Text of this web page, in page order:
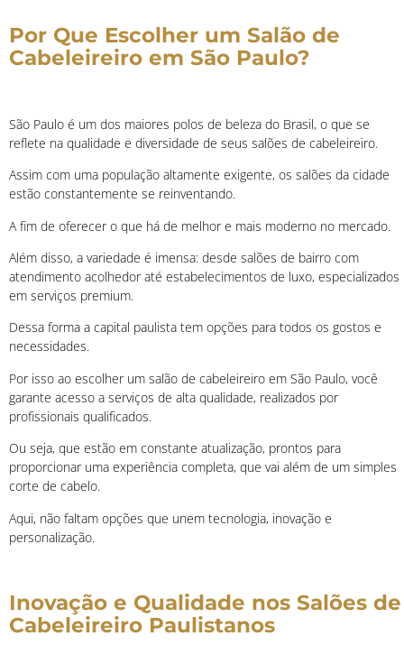
Por Que Escolher um Salão de
Cabeleireiro em São Paulo?
São Paulo é um dos maiores polos de beleza do Brasil, o que se
reflete na qualidade e diversidade de seus salões de cabeleireiro.
Assim com uma população altamente exigente, os salões da cidade
estão constantemente se reinventando.
A fim de oferecer o que há de melhor e mais moderno no mercado.
Além disso, a variedade é imensa: desde salões de bairro com
atendimento acolhedor até estabelecimentos de luxo, especializados
em serviços premium.
Dessa forma a capital paulista tem opções para todos os gostos e
necessidades.
Por isso ao escolher um salão de cabeleireiro em São Paulo, você
garante acesso a serviços de alta qualidade, realizados por
profissionais qualificados.
Ou seja, que estão em constante atualização, prontos para
proporcionar uma experiência completa, que vai além de um simples
corte de cabelo.
Aqui, não faltam opções que unem tecnologia, inovação e
personalização.
Inovação e Qualidade nos Salões de
Cabeleireiro Paulistanos